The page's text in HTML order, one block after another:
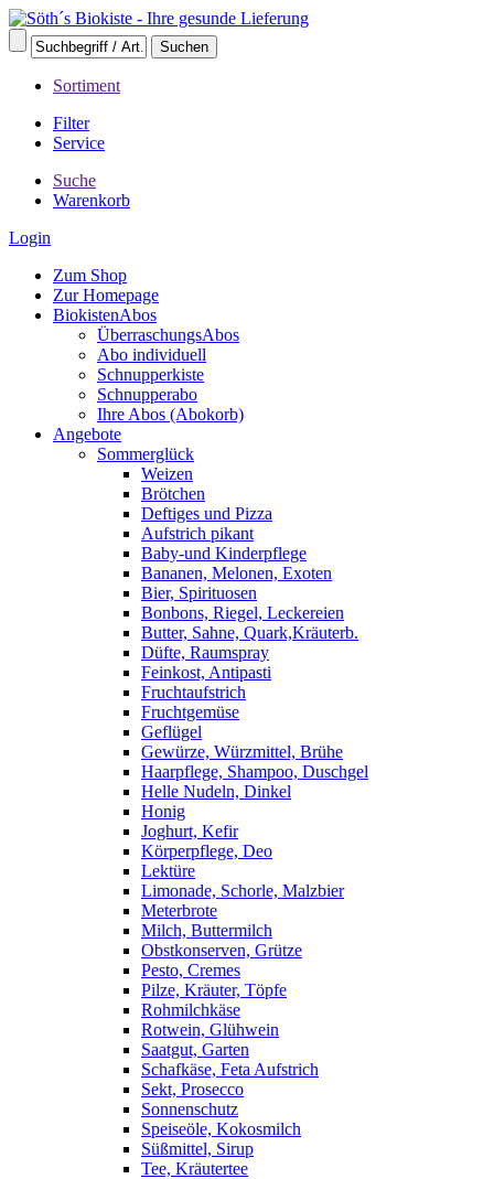
Sortiment
Filter
Service
Suche
Warenkorb
Login
Zum Shop
Zur Homepage
BiokistenAbos
ÜberraschungsAbos
Abo individuell
Schnupperkiste
Schnupperabo
Ihre Abos (Abokorb)
Angebote
Sommerglück
Weizen
Brötchen
Deftiges und Pizza
Aufstrich pikant
Baby-und Kinderpflege
Bananen, Melonen, Exoten
Bier, Spirituosen
Bonbons, Riegel, Leckereien
Butter, Sahne, Quark,Kräuterb.
Düfte, Raumspray
Feinkost, Antipasti
Fruchtaufstrich
Fruchtgemüse
Geflügel
Gewürze, Würzmittel, Brühe
Haarpflege, Shampoo, Duschgel
Helle Nudeln, Dinkel
Honig
Joghurt, Kefir
Körperpflege, Deo
Lektüre
Limonade, Schorle, Malzbier
Meterbrote
Milch, Buttermilch
Obstkonserven, Grütze
Pesto, Cremes
Pilze, Kräuter, Töpfe
Rohmilchkäse
Rotwein, Glühwein
Saatgut, Garten
Schafkäse, Feta Aufstrich
Sekt, Prosecco
Sonnenschutz
Speiseöle, Kokosmilch
Süßmittel, Sirup
Tee, Kräutertee